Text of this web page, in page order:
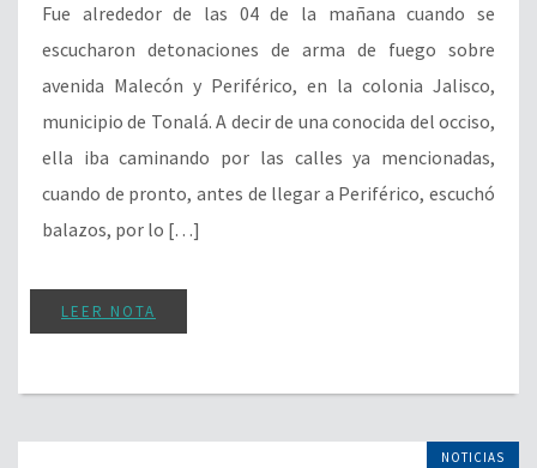
Fue alrededor de las 04 de la mañana cuando se
escucharon detonaciones de arma de fuego sobre
avenida Malecón y Periférico, en la colonia Jalisco,
municipio de Tonalá. A decir de una conocida del occiso,
ella iba caminando por las calles ya mencionadas,
cuando de pronto, antes de llegar a Periférico, escuchó
balazos, por lo […]
LEER NOTA
NOTICIAS